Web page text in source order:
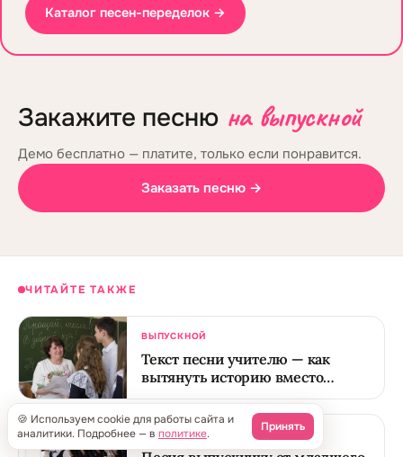
Каталог песен-переделок →
Закажите песню на выпускной
Демо бесплатно — платите, только если понравится.
Заказать песню →
ЧИТАЙТЕ ТАКЖЕ
ВЫПУСКНОЙ
Текст песни учителю — как
вытянуть историю вместо
дежурного спасибо
ВЫПУСКНОЙ
🍪 Используем cookie для работы сайта и
аналитики. Подробнее — в политике. Принять